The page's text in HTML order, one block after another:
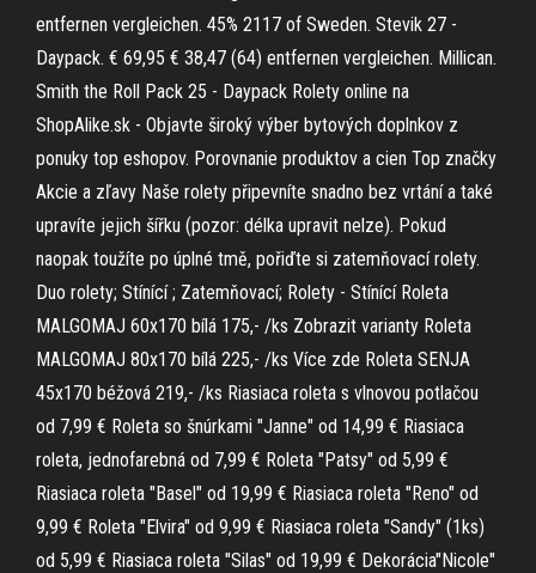
entfernen vergleichen. 45% 2117 of Sweden. Stevik 27 -
Daypack. € 69,95 € 38,47 (64) entfernen vergleichen. Millican.
Smith the Roll Pack 25 - Daypack Rolety online na
ShopAlike.sk - Objavte široký výber bytových doplnkov z
ponuky top eshopov. Porovnanie produktov a cien Top značky
Akcie a zľavy Naše rolety připevníte snadno bez vrtání a také
upravíte jejich šířku (pozor: délka upravit nelze). Pokud
naopak toužíte po úplné tmě, pořiďte si zatemňovací rolety.
Duo rolety; Stínící ; Zatemňovací; Rolety - Stínící Roleta
MALGOMAJ 60x170 bílá 175,- /ks Zobrazit varianty Roleta
MALGOMAJ 80x170 bílá 225,- /ks Více zde Roleta SENJA
45x170 béžová 219,- /ks Riasiaca roleta s vlnovou potlačou
od 7,99 € Roleta so šnúrkami "Janne" od 14,99 € Riasiaca
roleta, jednofarebná od 7,99 € Roleta "Patsy" od 5,99 €
Riasiaca roleta "Basel" od 19,99 € Riasiaca roleta "Reno" od
9,99 € Roleta "Elvira" od 9,99 € Riasiaca roleta "Sandy" (1ks)
od 5,99 € Riasiaca roleta "Silas" od 19,99 € Dekorácia"Nicole"